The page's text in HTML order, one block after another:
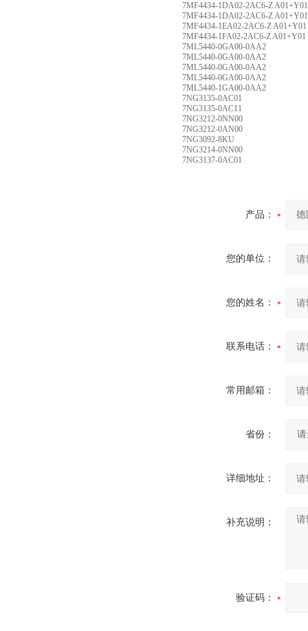
7MF4434-1DA02-2AC6-Z A01+Y01
7MF4434-1DA02-2AC6-Z A01+Y01
7MF4434-1EA02-2AC6-Z A01+Y01
7MF4434-1FA02-2AC6-Z A01+Y01
7ML5440-0GA00-0AA2
7ML5440-0GA00-0AA2
7ML5440-0GA00-0AA2
7ML5440-0GA00-0AA2
7ML5440-1GA00-0AA2
7NG3135-0AC01
7NG3135-0AC11
7NG3212-0NN00
7NG3212-0AN00
7NG3092-8KU
7NG3214-0NN00
7NG3137-0AC01
产品：
您的单位：
您的姓名：
联系电话：
常用邮箱：
省份：
详细地址：
补充说明：
验证码：